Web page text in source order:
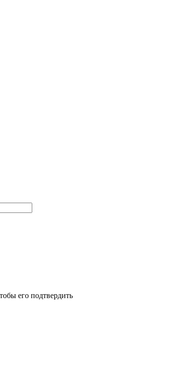
его подтвердить